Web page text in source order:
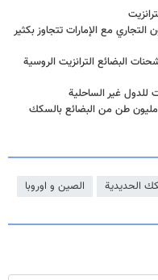
التجاري مع الإمارات تتجاوز بكثير
البضائع الترانزيت الروسية
للدول غير الساحلية
إيران تصبح البوابة الذهبية لنقل 60 مليون طن من البضائع بالسكك
الحديدية الصين و اوروبا